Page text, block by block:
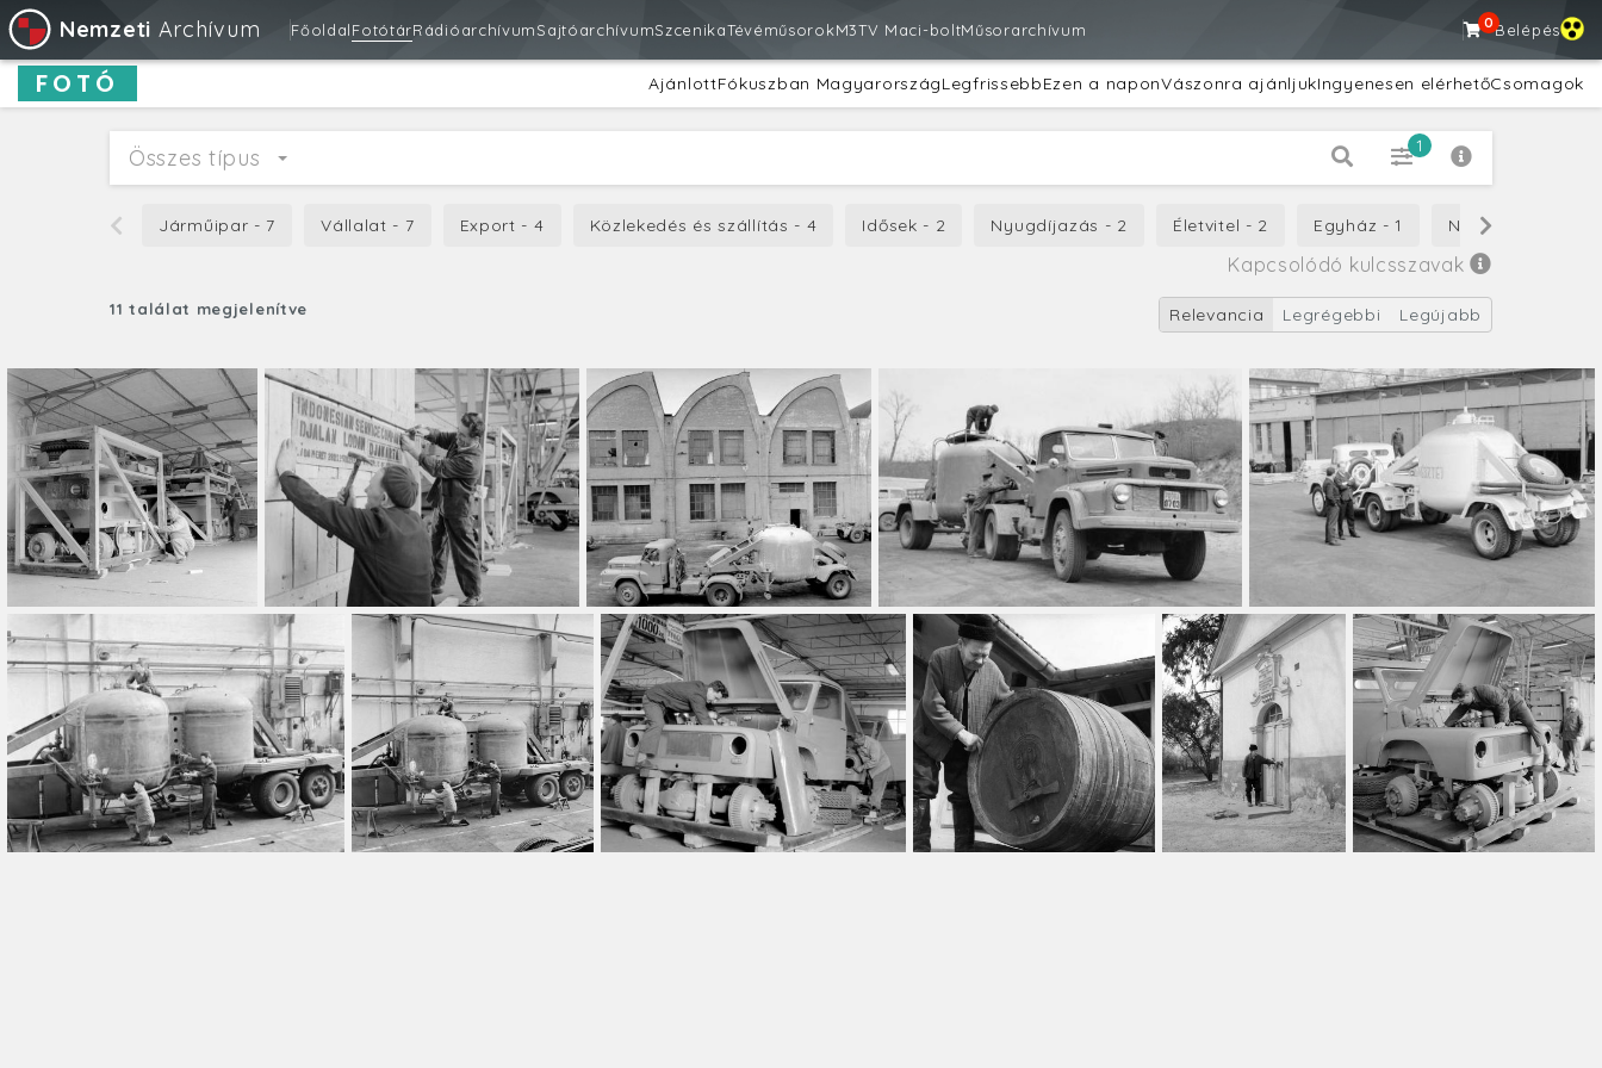
Nemzeti Archívum FőoldalFotótárRádióarchívumSajtóarchívumSzcenikaTévéműsorokM3TV Maci-boltMűsorarchívum 0Belépés
FOTÓ AjánlottFókuszban MagyarországLegfrissebbEzen a naponVászonra ajánljukIngyenesen elérhetőCsomagok
Összes típus 1
Dátum típus
Készítés
-tól -ig
Leírás
Orientáció
Összes
Gyűjtemény
Összes
Ajánlott Ingyenes Légifelvétel 10 évnél régebbiek
Fotós(ok)
Szerepel
Járműipar - 7 Vállalat - 7 Export - 4 Közlekedés és szállítás - 4 Idősek - 2 Nyugdíjazás - 2 Életvitel - 2 Egyház - 1 Nyugdíj - 1
Kapcsolódó kulcsszavak
11 találat megjelenítve Relevancia Legrégebbi Legújabb